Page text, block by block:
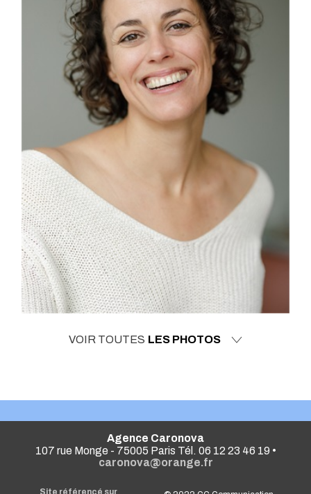
VOIR TOUTES LES PHOTOS
Agence Caronova
107 rue Monge - 75005 Paris Tél. 06 12 23 46 19 •
caronova@orange.fr
Site référencé sur